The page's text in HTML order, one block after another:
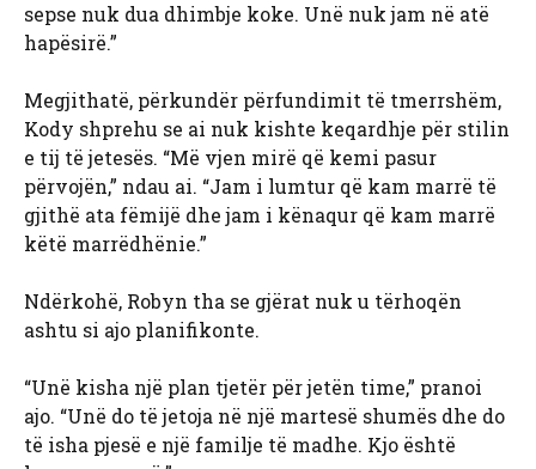
sepse nuk dua dhimbje koke. Unë nuk jam në atë
hapësirë.”
Megjithatë, përkundër përfundimit të tmerrshëm,
Kody shprehu se ai nuk kishte keqardhje për stilin
e tij të jetesës. “Më vjen mirë që kemi pasur
përvojën,” ndau ai. “Jam i lumtur që kam marrë të
gjithë ata fëmijë dhe jam i kënaqur që kam marrë
këtë marrëdhënie.”
Ndërkohë, Robyn tha se gjërat nuk u tërhoqën
ashtu si ajo planifikonte.
“Unë kisha një plan tjetër për jetën time,” pranoi
ajo. “Unë do të jetoja në një martesë shumës dhe do
të isha pjesë e një familje të madhe. Kjo është